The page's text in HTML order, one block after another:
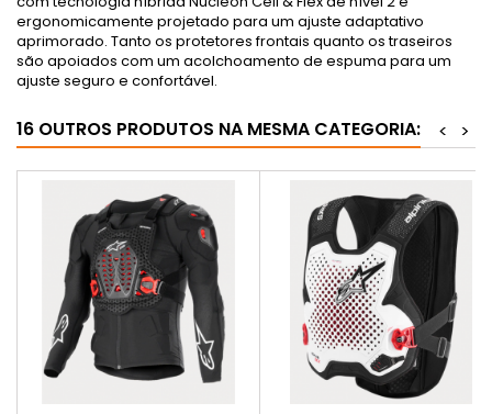
ergonomicamente projetado para um ajuste adaptativo
aprimorado. Tanto os protetores frontais quanto os traseiros
são apoiados com um acolchoamento de espuma para um
ajuste seguro e confortável.
16 OUTROS PRODUTOS NA MESMA CATEGORIA: >
<